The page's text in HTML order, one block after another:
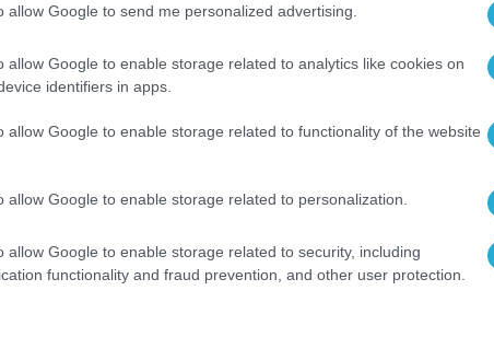
allow Google to send me personalized advertising.
allow Google to enable storage related to analytics like cookies on
identifiers in apps.
allow Google to enable storage related to functionality of the website
allow Google to enable storage related to personalization.
allow Google to enable storage related to security, including
functionality and fraud prevention, and other user protection.
Δίνει στους χρήστες την ευελιξία
genAI, απλοποιώντας τη διαδικασία
την απρόσκοπτη εξαγωγή δεδομένων που
και σε διαφάνειες PowerPoint, αλλά και
χρήστες να χρησιμοποιούν πρότυπα